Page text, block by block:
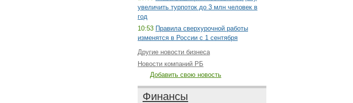
увеличить турпоток до 3 млн человек в
год
10:53 Правила сверхурочной работы
изменятся в России с 1 сентября
Другие новости бизнеса
Новости компаний РБ
Добавить свою новость
Финансы